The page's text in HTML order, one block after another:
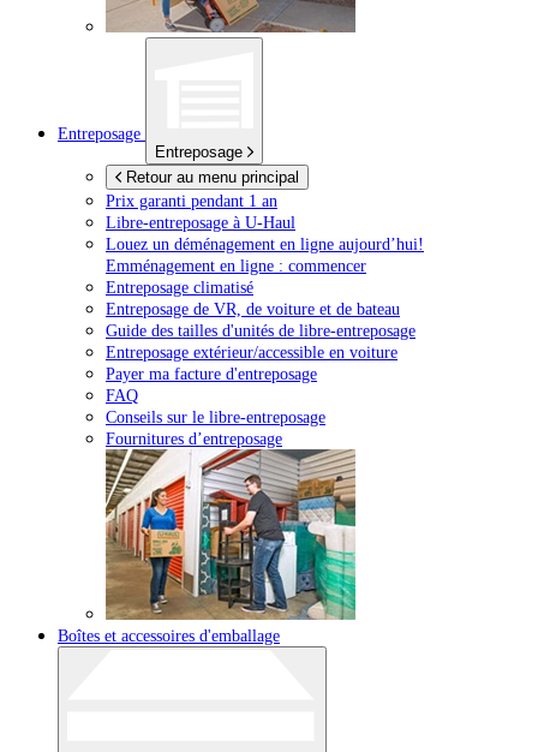
Entreposage
Entreposage
Retour au menu principal
Prix garanti pendant 1 an
Libre-entreposage à U-Haul
Louez un déménagement en ligne aujourd’hui!
Emménagement en ligne : commencer
Entreposage climatisé
Entreposage de VR, de voiture et de bateau
Guide des tailles d'unités de libre-entreposage
Entreposage extérieur/accessible en voiture
Payer ma facture d'entreposage
FAQ
Conseils sur le libre-entreposage
Fournitures d’entreposage
Boîtes et accessoires d'emballage